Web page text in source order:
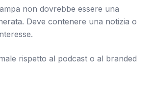
non dovrebbe essere una
Deve contenere una notizia o
rispetto al podcast o al branded